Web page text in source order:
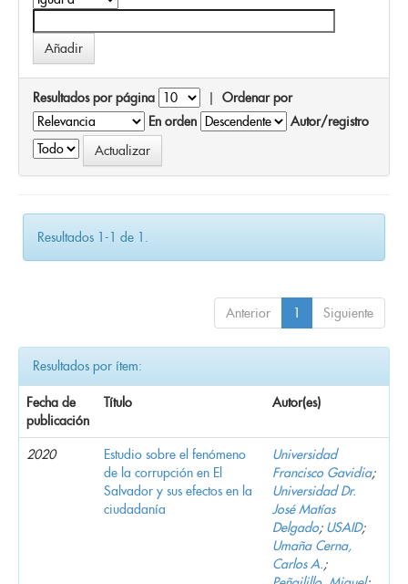
Resultados por página | Ordenar por
En orden
Autor/registro
Resultados 1-1 de 1.
Anterior 1 Siguiente
Resultados por ítem:
Fecha de
publicación
Título Autor(es)
2020
Estudio sobre el fenómeno
de la corrupción en El
Salvador y sus efectos en la
ciudadanía
Universidad
Francisco Gavidia;
Universidad Dr.
José Matías
Delgado; USAID;
Umaña Cerna,
Carlos A.;